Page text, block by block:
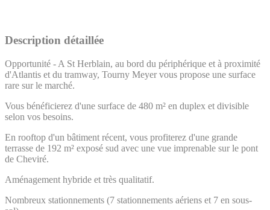
Description détaillée
Opportunité - A St Herblain, au bord du périphérique et à proximité
d'Atlantis et du tramway, Tourny Meyer vous propose une surface
rare sur le marché.
Vous bénéficierez d'une surface de 480 m² en duplex et divisible
selon vos besoins.
En rooftop d'un bâtiment récent, vous profiterez d'une grande
terrasse de 192 m² exposé sud avec une vue imprenable sur le pont
de Cheviré.
Aménagement hybride et très qualitatif.
Nombreux stationnements (7 stationnements aériens et 7 en sous-